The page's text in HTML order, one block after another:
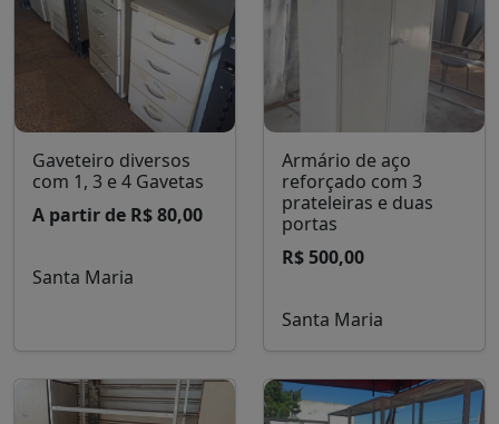
Gaveteiro diversos
com 1, 3 e 4 Gavetas
A partir de R$ 80,00
Santa Maria
Armário de aço
reforçado com 3
prateleiras e duas
portas
R$ 500,00
Santa Maria